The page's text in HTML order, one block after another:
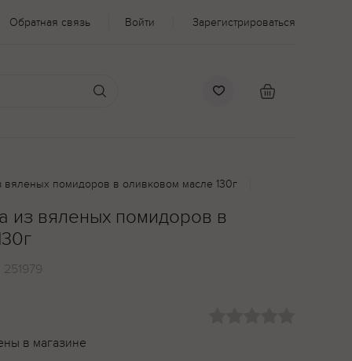
Обратная связь Войти Зарегистрироваться
вяленых помидоров в оливковом масле 130г
из вяленых помидоров в
251979
в магазине